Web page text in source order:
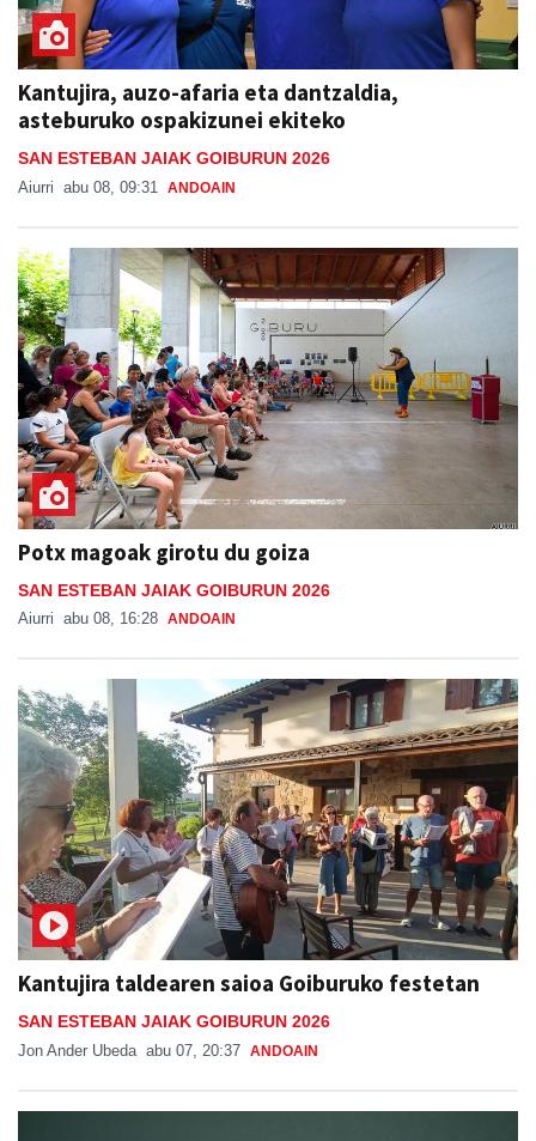
Kantujira, auzo-afaria eta dantzaldia,
asteburuko ospakizunei ekiteko
SAN ESTEBAN JAIAK GOIBURUN 2026
Aiurri abu 08, 09:31 ANDOAIN
Potx magoak girotu du goiza
SAN ESTEBAN JAIAK GOIBURUN 2026
Aiurri abu 08, 16:28 ANDOAIN
Kantujira taldearen saioa Goiburuko festetan
SAN ESTEBAN JAIAK GOIBURUN 2026
Jon Ander Ubeda abu 07, 20:37 ANDOAIN